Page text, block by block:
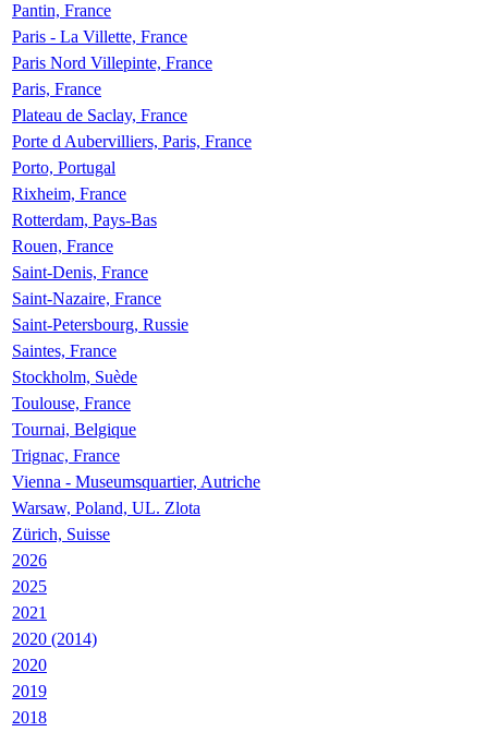
Pantin, France
Paris - La Villette, France
Paris Nord Villepinte, France
Paris, France
Plateau de Saclay, France
Porte d Aubervilliers, Paris, France
Porto, Portugal
Rixheim, France
Rotterdam, Pays-Bas
Rouen, France
Saint-Denis, France
Saint-Nazaire, France
Saint-Petersbourg, Russie
Saintes, France
Stockholm, Suède
Toulouse, France
Tournai, Belgique
Trignac, France
Vienna - Museumsquartier, Autriche
Warsaw, Poland, UL. Zlota
Zürich, Suisse
2026
2025
2021
2020 (2014)
2020
2019
2018